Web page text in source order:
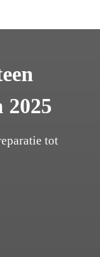
2025
tot